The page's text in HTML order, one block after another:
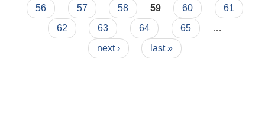
56
57 58 59 60
61
62
63 64 65
…
next ›
last »